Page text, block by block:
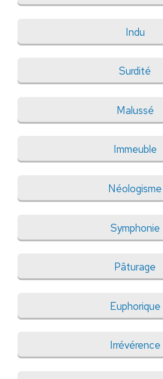
Indu
Surdité
Malussé
Immeuble
Néologisme
Symphonie
Pâturage
Euphorique
Irrévérence